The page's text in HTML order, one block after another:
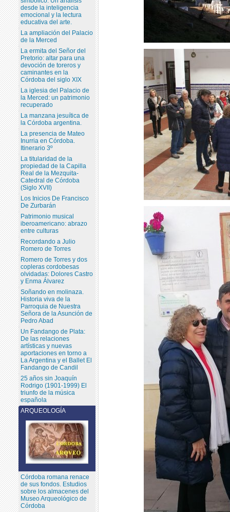
ARQUEOLOGÍA
Córdoba romana renace
de sus fondos. Estudios
sobre los almacenes del
Museo Arqueológico de
Córdoba
desde la inteligencia
emocional y la lectura
educativa del arte.
La ampliación del Palacio
de la Merced
La ermita del Señor del
Pretorio: altar para una
devoción de toreros y
caminantes en la
Córdoba del siglo XIX
La iglesia del Palacio de
la Merced: un patrimonio
recuperado
La manzana jesuítica de
la Córdoba argentina.
La presencia de Mateo
Inurria en Córdoba.
Itinerario 3º
La titularidad de la
propiedad de la Capilla
Real de la Mezquita-
Catedral de Córdoba
(Siglo XVII)
Los Inicios De Francisco
De Zurbarán
Patrimonio musical
iberoamericano: abrazo
entre culturas
Recordando a Julio
Romero de Torres
Romero de Torres y dos
copleras cordobesas
olvidadas: Dolores Castro
y Enma Álvarez
Soñando en molinaza.
Historia viva de la
Parroquia de Nuestra
Señora de la Asunción de
Pedro Abad
Un Fandango de Plata:
De las relaciones
artísticas y nuevas
aportaciones en torno a
La Argentina y el Ballet El
Fandango de Candil
25 años sin Joaquín
Rodrigo (1901-1999) El
triunfo de la música
española